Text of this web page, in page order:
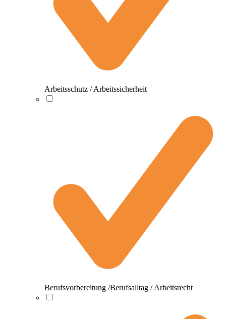
Arbeitsschutz / Arbeitssicherheit
Berufsvorbereitung /Berufsalltag / Arbeitsrecht